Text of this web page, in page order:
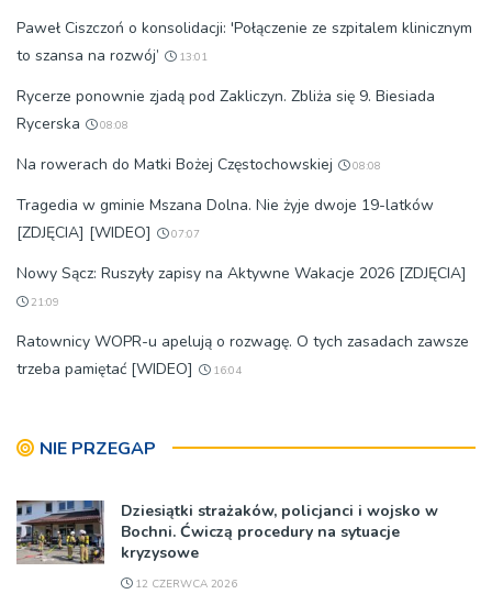
Paweł Ciszczoń o konsolidacji: 'Połączenie ze szpitalem klinicznym
to szansa na rozwój’
13:01
Rycerze ponownie zjadą pod Zakliczyn. Zbliża się 9. Biesiada
Rycerska
08:08
Na rowerach do Matki Bożej Częstochowskiej 08:08
Tragedia w gminie Mszana Dolna. Nie żyje dwoje 19-latków
[ZDJĘCIA] [WIDEO]
07:07
Nowy Sącz: Ruszyły zapisy na Aktywne Wakacje 2026 [ZDJĘCIA]
21:09
Ratownicy WOPR-u apelują o rozwagę. O tych zasadach zawsze
trzeba pamiętać [WIDEO]
16:04
NIE PRZEGAP
Dziesiątki strażaków, policjanci i wojsko w
Bochni. Ćwiczą procedury na sytuacje
kryzysowe
12 CZERWCA 2026